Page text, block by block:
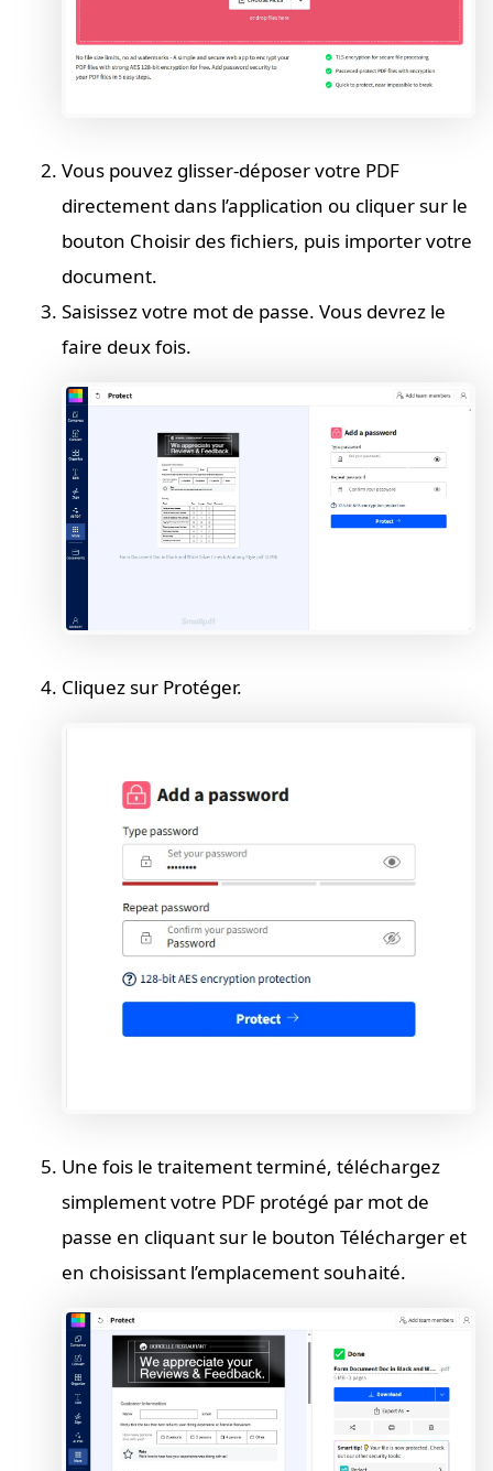
Vous pouvez glisser-déposer votre PDF
directement dans l’application ou cliquer sur le
bouton Choisir des fichiers, puis importer votre
document.
Saisissez votre mot de passe. Vous devrez le
faire deux fois.
Cliquez sur Protéger.
Une fois le traitement terminé, téléchargez
simplement votre PDF protégé par mot de
passe en cliquant sur le bouton Télécharger et
en choisissant l’emplacement souhaité.